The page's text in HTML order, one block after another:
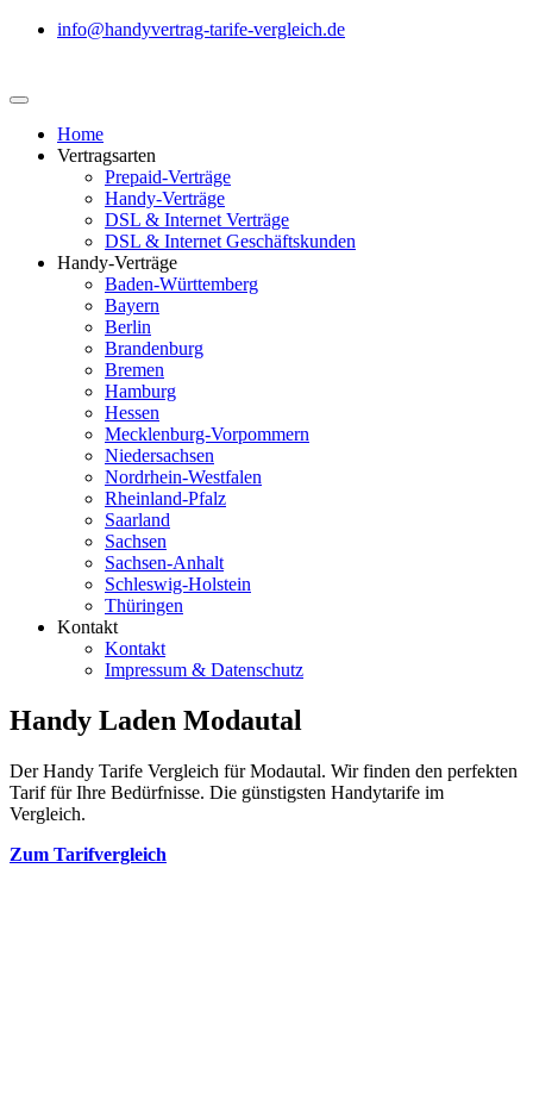
info@handyvertrag-tarife-vergleich.de
Home
Vertragsarten
Prepaid-Verträge
Handy-Verträge
DSL & Internet Verträge
DSL & Internet Geschäftskunden
Handy-Verträge
Baden-Württemberg
Bayern
Berlin
Brandenburg
Bremen
Hamburg
Hessen
Mecklenburg-Vorpommern
Niedersachsen
Nordrhein-Westfalen
Rheinland-Pfalz
Saarland
Sachsen
Sachsen-Anhalt
Schleswig-Holstein
Thüringen
Kontakt
Kontakt
Impressum & Datenschutz
Handy Laden Modautal
Der Handy Tarife Vergleich für Modautal. Wir finden den perfekten
Tarif für Ihre Bedürfnisse. Die günstigsten Handytarife im
Vergleich.
Zum Tarifvergleich